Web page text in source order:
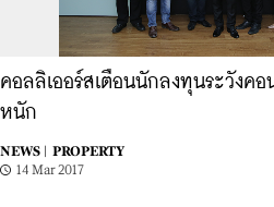
คอลลิเออร์สเตือนนักลงทุนระวังคอ
หนัก
NEWS |
PROPERTY
14 Mar 2017